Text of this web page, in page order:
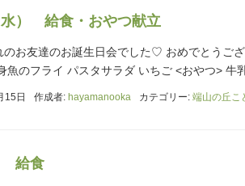
水） 給食・おやつ献立
のお友達のお誕生日会でした♡ おめでとうご
魚のフライ パスタサラダ いちご <おやつ> 牛
15日 作成者: hayamanooka カテゴリー: 端山の丘こ
給食